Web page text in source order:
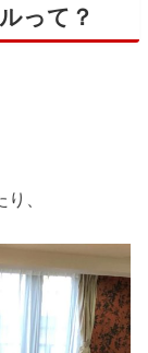
って？
、